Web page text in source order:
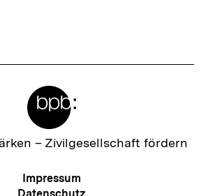
– Zivilgesellschaft fördern
Meta-
Navigation
Impressum